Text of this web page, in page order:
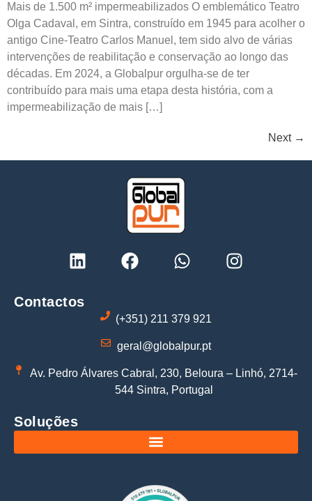
Mais de 1.500 m² impermeabilizados O emblemático Teatro
Olga Cadaval, em Sintra, construído em 1945 para acolher o
antigo Cine-Teatro Carlos Manuel, tem sido alvo de várias
intervenções de reabilitação e conservação ao longo das
décadas. Em 2024, a Globalpur orgulha-se de ter
contribuído para mais uma etapa desta história, com a
impermeabilização de mais […]
Next →
Contactos
(+351) 211 379 921
geral@globalpur.pt
Av. Pedro Álvares Cabral, 230, Beloura – Linhó, 2714-
544 Sintra, Portugal
Soluções